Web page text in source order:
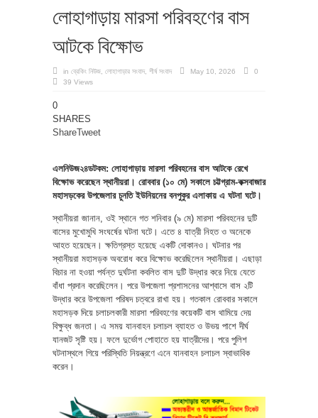
লোহাগাড়ায় মারসা পরিবহণের বাস
আটকে বিক্ষোভ
in ব্রেকিং নিউজ লোহাগাড়ার সংবাদ শীর্ষ সংবাদ May 10, 2026
0
39 Views
0
SHARES
ShareTweet
এলনিউজ২৪ডটকম: লোহাগাড়ায় মারসা পরিবহনের বাস আটকে রেখে
বিক্ষোভ করেছেন স্থানীয়রা। রোববার (১০ মে) সকালে চট্টগ্রাম-কক্সবাজার
মহাসড়কের উপজেলার চুনতি ইউনিয়নের বনপুকুর এলাকায় এ ঘটনা ঘটে।
স্থানীয়রা জানান, ওই স্থানে গত শনিবার (৯ মে) মারসা পরিবহনের দুটি
বাসের মুখোমুখি সংঘর্ষের ঘটনা ঘটে। এতে ৪ যাত্রী নিহত ও অনেকে
আহত হয়েছেন। ক্ষতিগ্রস্ত হয়েছে একটি দোকানও। ঘটনার পর
স্থানীয়রা মহাসড়ক অবরোধ করে বিক্ষোভ করেছিলেন স্থানীয়রা। এছাড়া
বিচার না হওয়া পর্যন্ত দুর্ঘটনা কবলিত বাস দুটি উদ্ধার করে নিয়ে যেতে
বাঁধা প্রদান করেছিলেন। পরে উপজেলা প্রশাসনের আশ্বাসে বাস ২টি
উদ্ধার করে উপজেলা পরিষদ চত্বরে রাখা হয়। গতকাল রোববার সকালে
মহাসড়ক দিয়ে চলাচলকারী মারসা পরিবহণের কয়েকটি বাস থামিয়ে দেয়
বিক্ষুব্ধ জনতা। এ সময় যানবাহন চলাচল ব্যাহত ও উভয় পাশে দীর্ঘ
যানজট সৃষ্টি হয়। ফলে দুর্ভোগ পোহাতে হয় যাত্রীদের। পরে পুলিশ
ঘটনাস্থলে গিয়ে পরিস্থিতি নিয়ন্ত্রণে এনে যানবাহন চলাচল স্বাভাবিক
করেন।